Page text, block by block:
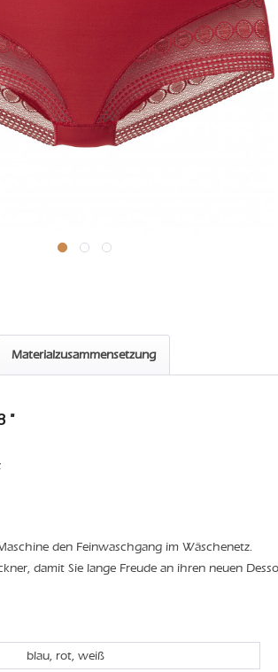
Materialzusammensetzung
"
den Feinwaschgang im Wäschenetz.
damit Sie lange Freude an ihren neuen
blau, rot, weiß